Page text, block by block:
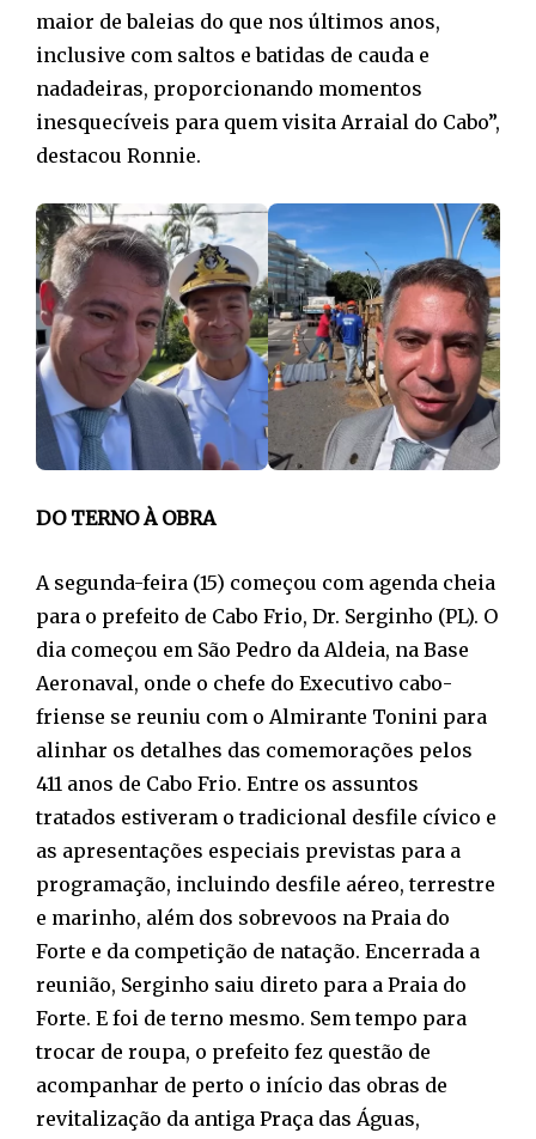
maior de baleias do que nos últimos anos,
inclusive com saltos e batidas de cauda e
nadadeiras, proporcionando momentos
inesquecíveis para quem visita Arraial do Cabo”,
destacou Ronnie.
DO TERNO À OBRA
A segunda-feira (15) começou com agenda cheia
para o prefeito de Cabo Frio, Dr. Serginho (PL). O
dia começou em São Pedro da Aldeia, na Base
Aeronaval, onde o chefe do Executivo cabo-
friense se reuniu com o Almirante Tonini para
alinhar os detalhes das comemorações pelos
411 anos de Cabo Frio. Entre os assuntos
tratados estiveram o tradicional desfile cívico e
as apresentações especiais previstas para a
programação, incluindo desfile aéreo, terrestre
e marinho, além dos sobrevoos na Praia do
Forte e da competição de natação. Encerrada a
reunião, Serginho saiu direto para a Praia do
Forte. E foi de terno mesmo. Sem tempo para
trocar de roupa, o prefeito fez questão de
acompanhar de perto o início das obras de
revitalização da antiga Praça das Águas,